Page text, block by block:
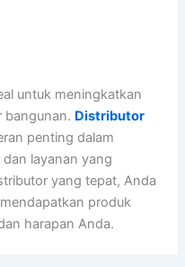
untuk meningkatkan
bangunan. Distributor
penting dalam
layanan yang
yang tepat, Anda
produk
harapan Anda.